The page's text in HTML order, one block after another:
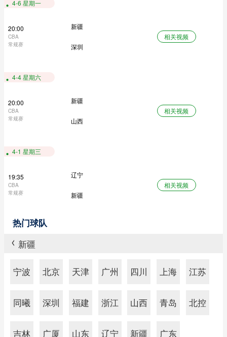
4-6 星期一
20:00
CBA
常规赛
新疆
深圳
相关视频
4-4 星期六
20:00
CBA
常规赛
新疆
山西
相关视频
4-1 星期三
19:35
CBA
常规赛
辽宁
新疆
相关视频
热门球队
> 新疆
宁波 北京 天津 广州 四川 上海 江苏
同曦 深圳 福建 浙江 山西 青岛 北控
吉林 广厦 山东 辽宁 新疆 广东